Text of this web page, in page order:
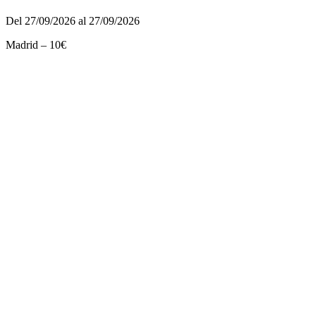
Del 27/09/2026 al 27/09/2026
Madrid – 10€